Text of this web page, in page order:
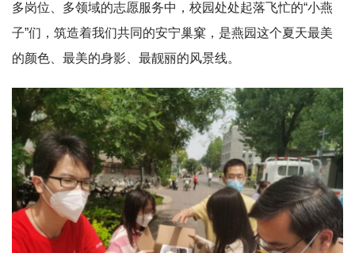
多岗位、多领域的志愿服务中，校园处处起落飞忙的“小燕
子”们，筑造着我们共同的安宁巢窠，是燕园这个夏天最美
的颜色、最美的身影、最靓丽的风景线。